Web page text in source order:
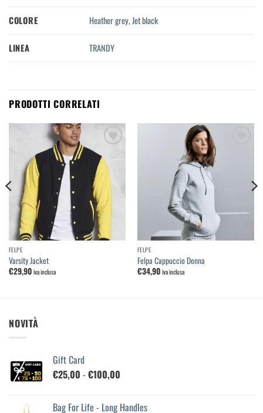
COLORE Heather grey,Jet black
LINEA TRANDY
PRODOTTI CORRELATI
Aggiungi
alla
lista dei
desideri
FELPE
Varsity Jacket
€29,90 iva inclusa
FELPE
Felpa Cappuccio Donna
€34,90 iva inclusa
NOVITÀ
Gift Card
€25,00 -€100,00
Bag For Life - Long Handles